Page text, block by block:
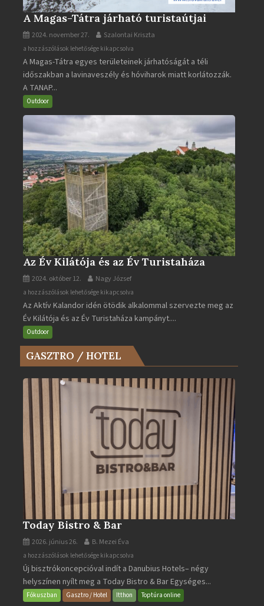
A Magas-Tátra járható turistaútjai
2024. november 27. Szalontai Kriszta
A
Magas-
Tátra
járható
turistaútjai
a hozzászólások lehetősége kikapcsolva
A Magas-Tátra egyes területeinek járhatóságát a téli
időszakban a lavinaveszély és hóviharok miatt korlátozzák.
A TANAP...
Outdoor
Az Év Kilátója és az Év Turistaháza
2024. október 12. Nagy József
Az
Év
Kilátója
és
az
Év
bejegyzéshez
a hozzászólások lehetősége kikapcsolva
Az Aktív Kalandor idén ötödik alkalommal szervezte meg az
Év Kilátója és az Év Turistaháza kampányt....
Outdoor
GASZTRO / HOTEL
Today Bistro & Bar
2026. június 26. B. Mezei Éva
Today
Bistro
&
Bar
a hozzászólások lehetősége kikapcsolva
Új bisztrókoncepcióval indít a Danubius Hotels– négy
helyszínen nyílt meg a Today Bistro & Bar Egységes...
Fókuszban Gasztro / Hotel Itthon Toptúra online